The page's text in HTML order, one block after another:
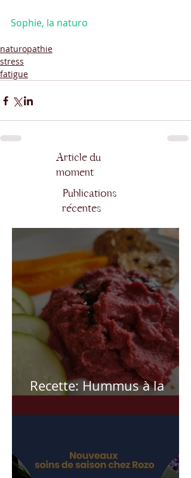
Sophie, la naturo
naturopathie
stress
fatigue
Article du
moment
Publications
récentes
Recette: Hummus à la